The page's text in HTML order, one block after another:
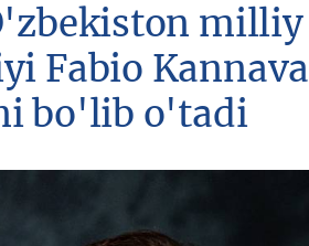
Fabio
bo'lib o'tadi